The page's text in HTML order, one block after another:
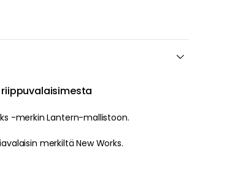
riippuvalaisimesta
-merkin Lantern-mallistoon.
merkiltä New Works.